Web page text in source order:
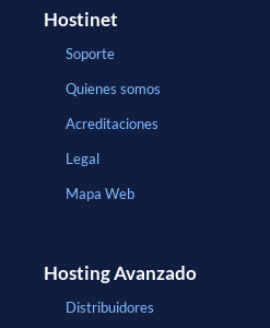
Hostinet
Soporte
Quienes somos
Acreditaciones
Legal
Mapa Web
Hosting Avanzado
Distribuidores